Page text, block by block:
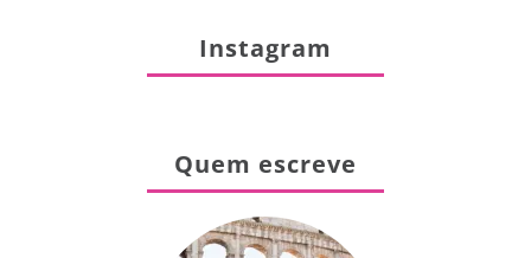
Instagram
Quem escreve